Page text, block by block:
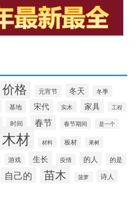
价格 元宵节 冬天 冬季
基地 宋代 实木 家具 工程
时间 春节 春节期间 是一个
木材 材料 板材 果树
游戏 生长 疫情 的人 的是
自己的 苗木 菠萝 诗人